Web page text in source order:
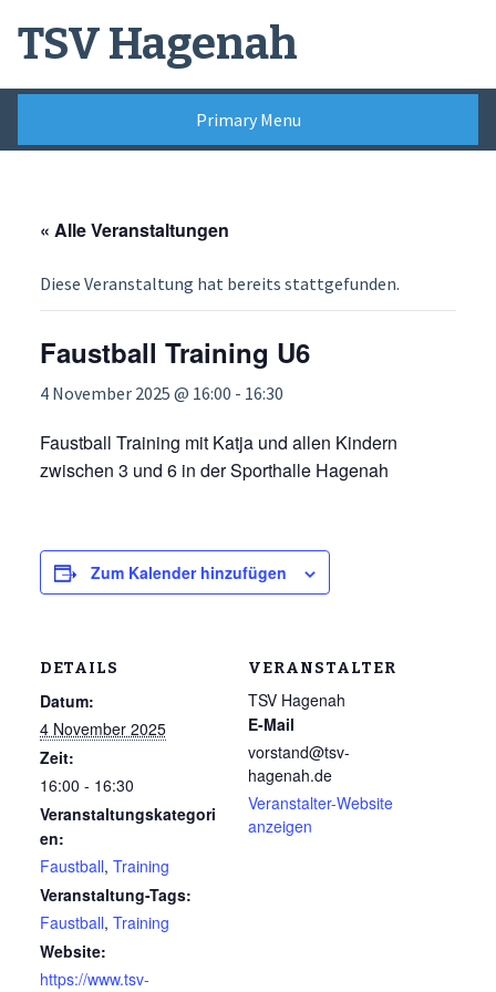
content
TSV Hagenah
Primary Menu
« Alle Veranstaltungen
Diese Veranstaltung hat bereits stattgefunden.
Faustball Training U6
4 November 2025 @ 16:00 - 16:30
Faustball Training mit Katja und allen Kindern
zwischen 3 und 6 in der Sporthalle Hagenah
Zum Kalender hinzufügen
DETAILS
Datum:
4 November 2025
Zeit:
16:00 - 16:30
Veranstaltungskategori
en:
Faustball, Training
Veranstaltung-Tags:
Faustball, Training
Website:
https://www.tsv-
VERANSTALTER
TSV Hagenah
E-Mail
vorstand@tsv-
hagenah.de
Veranstalter-Website
anzeigen